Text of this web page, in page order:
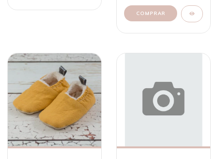
COMPRAR